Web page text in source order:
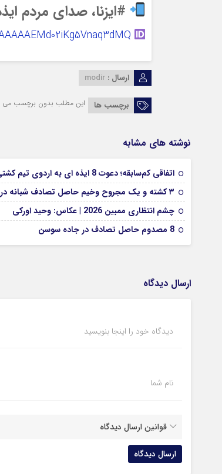
#ایزنا، صدای مردم
ارسال : modir
برچسب ها این مطلب بدون برچسب می
نوشته های مشابه
اتفاقی کم‌سابقه؛ دعوت 8 ایذه ای به اردوی تیم کشتی فرنگی بزرگسالان
۳ کشته و یک مجروح وخیم حاصل تصادف شبانه در ایذه
چشم انتظاری ممبین 2026 | عکاس: وحید اورکی
8 مصدوم حاصل تصادف در جاده سوسن
ارسال دیدگاه
دیدگاه خود را اینجا بنویسید
نام شما
قوانین ارسال دیدگاه